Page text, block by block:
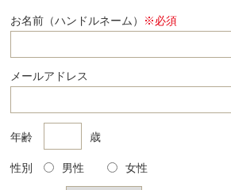
お名前（ハンドルネーム） ※必須
メールアドレス
年齢 歳
性別 男性 女性